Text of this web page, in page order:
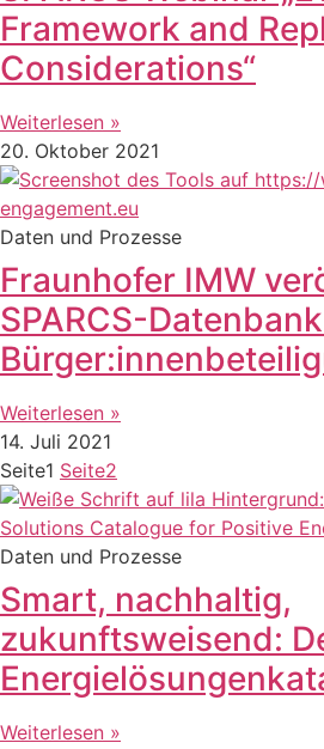
Framework and
Considerations“
Weiterlesen »
20. Oktober 2021
Daten und Prozesse
Fraunhofer IMW
SPARCS-
Weiterlesen »
14. Juli 2021
Seite1 Seite2
Daten und Prozesse
Smart, nachhaltig,
zukunftsweisend:
Weiterlesen »